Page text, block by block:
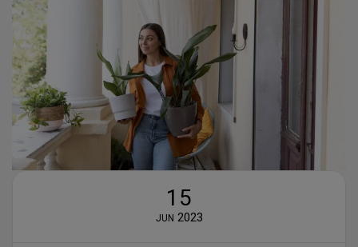
15
JUN 2023